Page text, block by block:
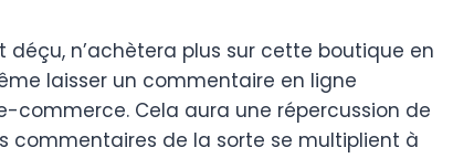
déçu, n’achètera plus sur cette boutique en
laisser un commentaire en ligne
Cela aura une répercussion de
commentaires de la sorte se multiplient à